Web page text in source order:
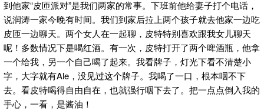
到他家“皮匝派对”是我们两家的常事。下班前他给妻子打个电话，
说润涛一家今晚有时间。我们到家后拉上两个孩子就去他家一边吃
皮匝一边聊天。两个女人在一起聊，皮特特别喜欢跟我女儿聊天
呢！多数情况下是喝红酒。有一次，皮特打开了两个啤酒瓶，他拿
一个给我，另一个自己喝了起来。我看牌子，灯光下看不清楚小
字，大字就有Ale，没见过这个牌子。我喝了一口，根本咽不下
去。看皮特喝得自由自在，也就强行咽下去了。把一点点倒入我的
手心，一看，是酱油！